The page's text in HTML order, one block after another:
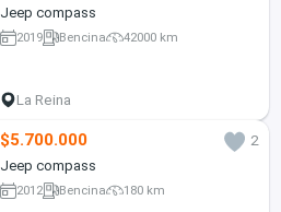
Jeep compass
2019 Bencina 42000 km
La Reina
$5.700.000
2
Jeep compass
2012 Bencina 180 km